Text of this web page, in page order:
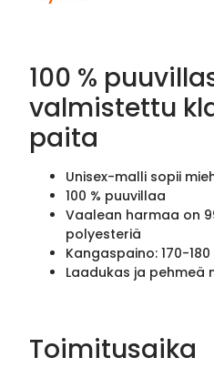
100 %
valmistettu
paita
Unisex-malli sopii
100 % puuvillaa
Vaalean harmaa on
polyesteriä
Kangaspaino: 170-
Laadukas ja pehmeä
Toimitusaika